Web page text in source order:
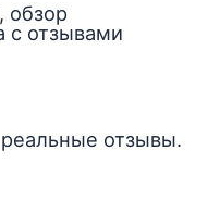
с отзывами
отзывы.